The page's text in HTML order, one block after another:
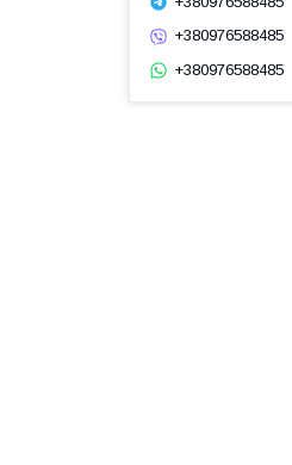
+380976588485
+380976588485